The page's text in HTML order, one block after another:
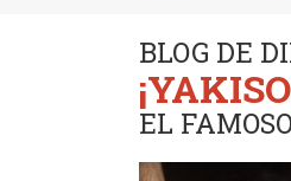
BLOG DE
EL